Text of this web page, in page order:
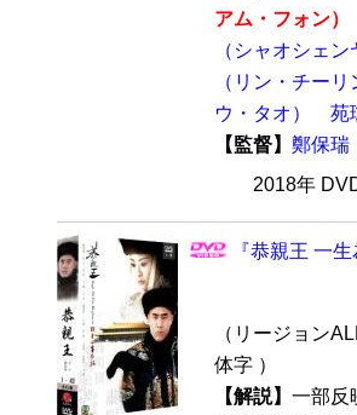
アム・フォン）
（シャオシェ
（リン・チーリ
ウ・タオ）
苑
【監督】 鄭保瑞
2018年
『恭親王 一
（リージョン
体字 ）
【解説】 一部反